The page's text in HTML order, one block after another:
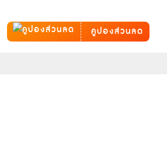
คูปองส่วนลด